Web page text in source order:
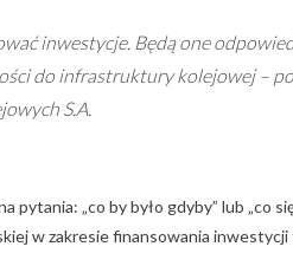
inwestycje. Będą one
do infrastruktury kolejowej –
S.A.
„co by było gdyby” lub „co
w zakresie finansowania